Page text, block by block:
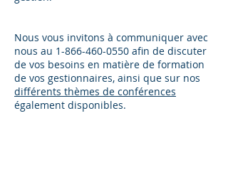
Nous vous invitons à communiquer avec
nous au 1-866-460-0550 afin de discuter
de vos besoins en matière de formation
de vos gestionnaires, ainsi que sur nos
différents thèmes de conférences
également disponibles.